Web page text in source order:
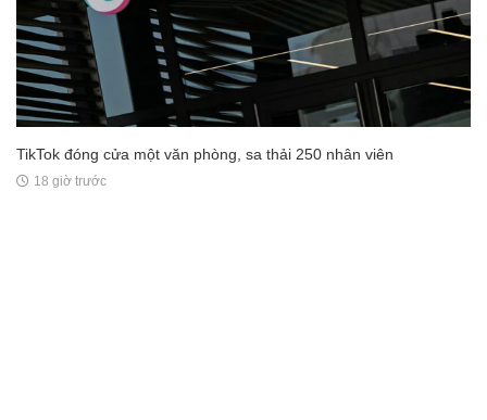
TikTok đóng cửa một văn phòng, sa thải 250 nhân viên
18 giờ trước